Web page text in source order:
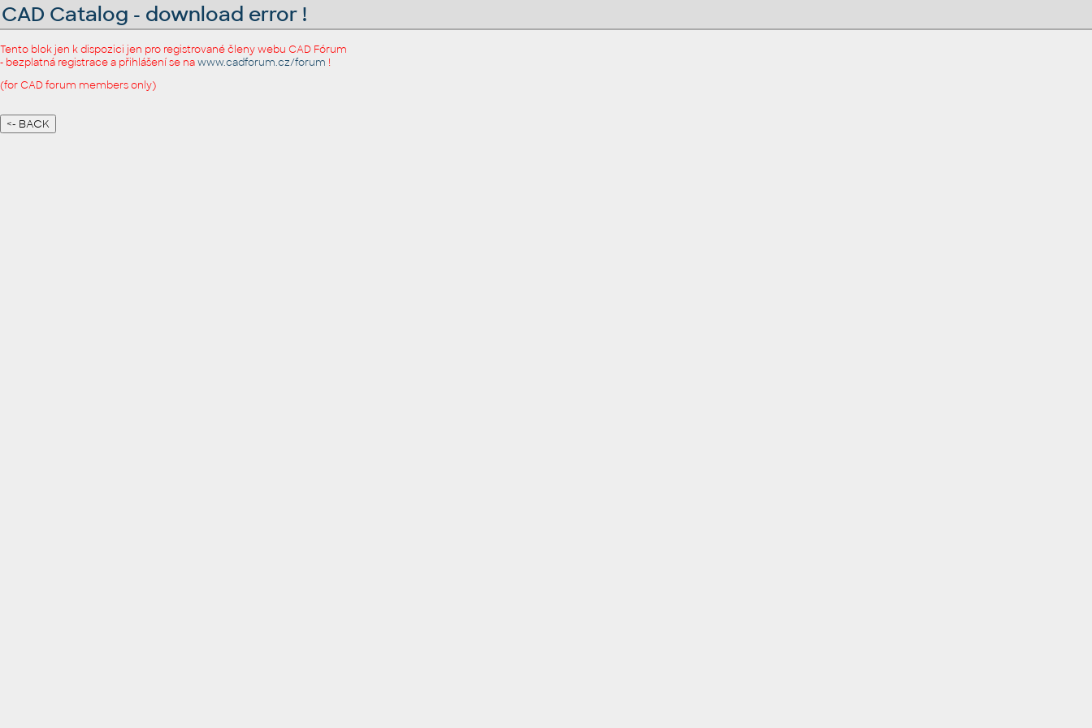
CAD Catalog - download error !
Tento blok jen k dispozici jen pro registrované členy webu CAD Fórum
- bezplatná registrace a přihlášení se nawww.cadforum.cz/forum !
(for CAD forum members only)